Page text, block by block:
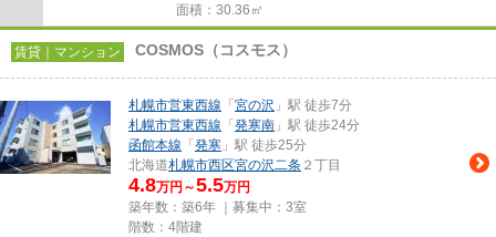
面積：30.36㎡
賃貸｜マンション COSMOS（コスモス）
札幌市営東西線 「 宮の沢 」駅 徒歩7分
札幌市営東西線 「 発寒南 」駅 徒歩24分
函館本線 「 発寒 」駅 徒歩25分
北海道札幌市西区宮の沢二条 ２丁目
4.8万円～5.5万円
築年数：築6年 ｜募集中： 3室
階数：4階建